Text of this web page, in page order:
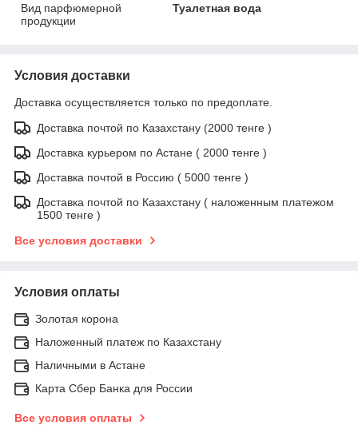
Вид парфюмерной
продукции
Туалетная вода
Условия доставки
Доставка осуществляется только по предоплате.
Доставка почтой по Казахстану (2000 тенге )
Доставка курьером по Астане ( 2000 тенге )
Доставка почтой в Россию ( 5000 тенге )
Доставка почтой по Казахстану ( наложенным платежом
1500 тенге )
Все условия доставки
Условия оплаты
Золотая корона
Наложенный платеж по Казахстану
Наличными в Астане
Карта Сбер Банка для России
Все условия оплаты